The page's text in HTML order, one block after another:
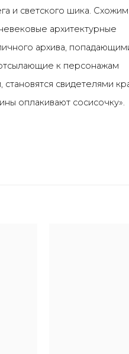
и светского шика. Схожим
архитектурные
архива,
к персонажам
свидетелями
оплакивают сосисочку».